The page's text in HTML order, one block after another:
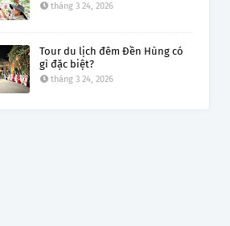
tháng 3 24, 2026
Tour du lịch đêm Đền Hùng có
gì đặc biệt?
tháng 3 24, 2026